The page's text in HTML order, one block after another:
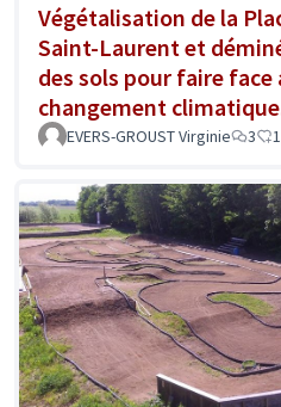
Végétalisation de la
Saint-Laurent et
des sols pour faire face
changement
EVERS-GROUST Virginie 3